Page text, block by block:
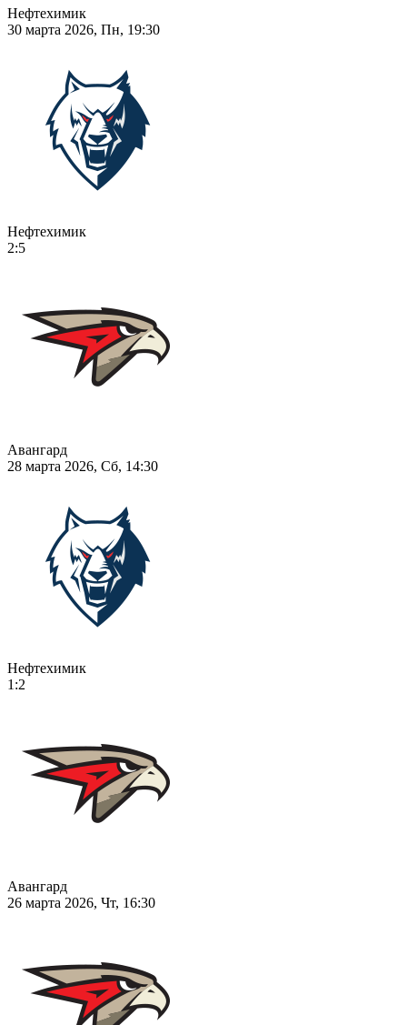
Нефтехимик
30 марта 2026, Пн, 19:30
Нефтехимик
2:5
Авангард
28 марта 2026, Сб, 14:30
Нефтехимик
1:2
Авангард
26 марта 2026, Чт, 16:30